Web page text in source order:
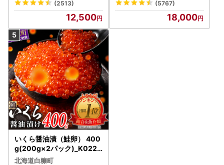
(2513)
12,500
(5767)
18,000
いくら醤油漬（鮭卵） 400
g(200g×2パック)_K022-
1676
北海道白糠町